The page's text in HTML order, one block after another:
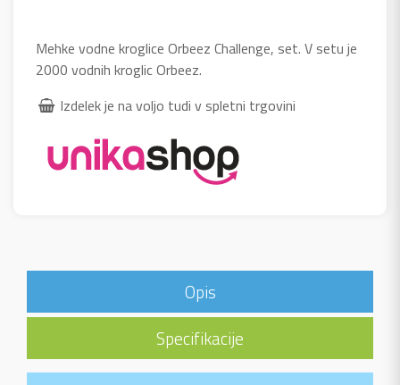
Mehke vodne kroglice Orbeez Challenge, set. V setu je
2000 vodnih kroglic Orbeez.
Izdelek je na voljo tudi v spletni trgovini
Opis
Specifikacije